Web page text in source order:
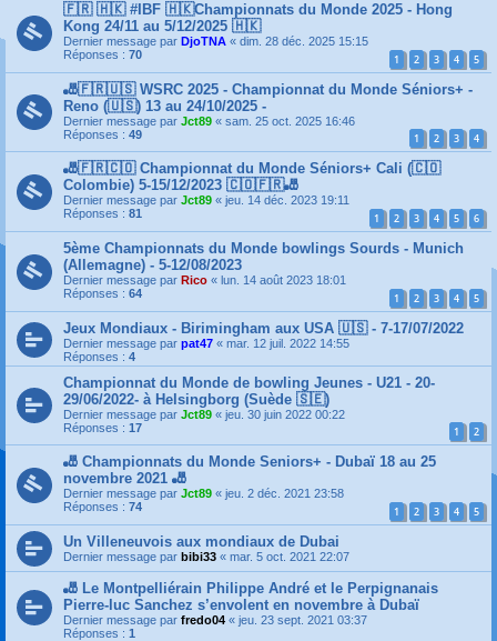
🇫🇷 🇭🇰 #IBF 🇭🇰Championnats du Monde 2025 - Hong
Kong 24/11 au 5/12/2025 🇭🇰
Dernier message par DjoTNA « dim. 28 déc. 2025 15:15
Réponses : 70 1 2 3 4 5
🎳🇫🇷🇺🇸 WSRC 2025 - Championnat du Monde Séniors+ -
Reno (🇺🇸) 13 au 24/10/2025 -
Dernier message par Jct89 « sam. 25 oct. 2025 16:46
Réponses : 49 1 2 3 4
🎳🇫🇷🇨🇴 Championnat du Monde Séniors+ Cali (🇨🇴
Colombie) 5-15/12/2023 🇨🇴🇫🇷🎳
Dernier message par Jct89 « jeu. 14 déc. 2023 19:11
Réponses : 81 1 2 3 4 5 6
5ème Championnats du Monde bowlings Sourds - Munich
(Allemagne) - 5-12/08/2023
Dernier message par Rico « lun. 14 août 2023 18:01
Réponses : 64 1 2 3 4 5
Jeux Mondiaux - Birimingham aux USA 🇺🇸 - 7-17/07/2022
Dernier message par pat47 « mar. 12 juil. 2022 14:55
Réponses : 4
Championnat du Monde de bowling Jeunes - U21 - 20-
29/06/2022- à Helsingborg (Suède 🇸🇪)
Dernier message par Jct89 « jeu. 30 juin 2022 00:22
Réponses : 17 1 2
🎳 Championnats du Monde Seniors+ - Dubaï 18 au 25
novembre 2021 🎳
Dernier message par Jct89 « jeu. 2 déc. 2021 23:58
Réponses : 74 1 2 3 4 5
Un Villeneuvois aux mondiaux de Dubai
Dernier message par bibi33 « mar. 5 oct. 2021 22:07
🎳 Le Montpelliérain Philippe André et le Perpignanais
Pierre-luc Sanchez s’envolent en novembre à Dubaï
Dernier message par fredo04 « jeu. 23 sept. 2021 03:37
Réponses : 1